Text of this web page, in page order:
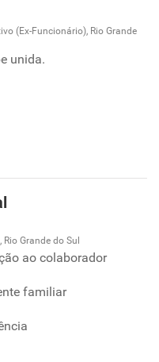
(Ex-Funcionário), Rio Grande
unida.
Grande do Sul
ao colaborador
familiar